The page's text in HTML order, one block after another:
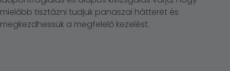
mielőbb tisztázni tudjuk panaszai hátterét és
megkezdhessük a megfelelő kezelést.